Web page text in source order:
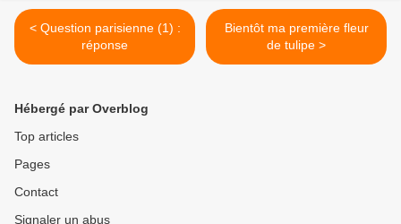
< Question parisienne (1) :
réponse
Bientôt ma première fleur
de tulipe >
Hébergé par Overblog
Top articles
Pages
Contact
Signaler un abus